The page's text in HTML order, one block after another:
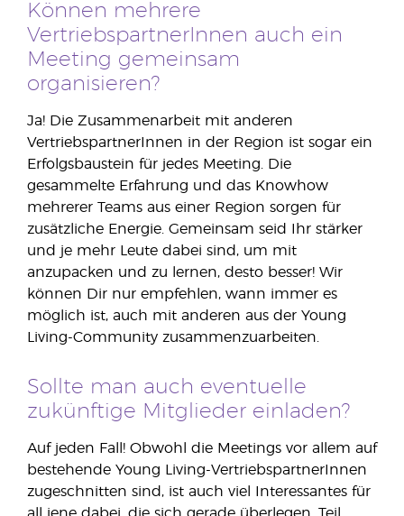
Können mehrere
VertriebspartnerInnen auch ein
Meeting gemeinsam
organisieren?
Ja! Die Zusammenarbeit mit anderen
VertriebspartnerInnen in der Region ist sogar ein
Erfolgsbaustein für jedes Meeting. Die
gesammelte Erfahrung und das Knowhow
mehrerer Teams aus einer Region sorgen für
zusätzliche Energie. Gemeinsam seid Ihr stärker
und je mehr Leute dabei sind, um mit
anzupacken und zu lernen, desto besser! Wir
können Dir nur empfehlen, wann immer es
möglich ist, auch mit anderen aus der Young
Living-Community zusammenzuarbeiten.
Sollte man auch eventuelle
zukünftige Mitglieder einladen?
Auf jeden Fall! Obwohl die Meetings vor allem auf
bestehende Young Living-VertriebspartnerInnen
zugeschnitten sind, ist auch viel Interessantes für